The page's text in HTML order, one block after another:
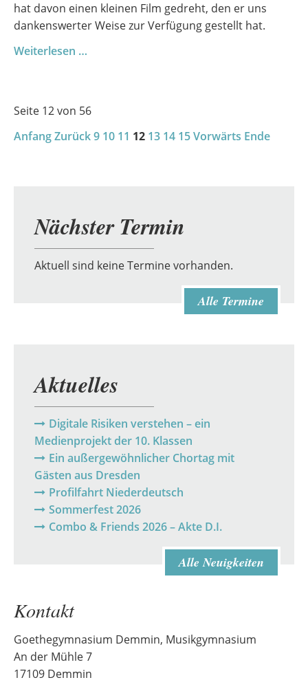
hat davon einen kleinen Film gedreht, den er uns
dankenswerter Weise zur Verfügung gestellt hat.
Weiterlesen …
Rostock
Seawolves
Seite 12 von 56
AnfangZurück9 10 11 12 13 14 15Vorwärts Ende
Nächster Termin
Aktuell sind keine Termine vorhanden.
Alle Termine
Aktuelles
Digitale Risiken verstehen – ein
Medienprojekt der 10. Klassen
Ein außergewöhnlicher Chortag mit
Gästen aus Dresden
Profilfahrt Niederdeutsch
Sommerfest 2026
Combo & Friends 2026 – Akte D.I.
Alle Neuigkeiten
Kontakt
Goethegymnasium Demmin, Musikgymnasium
An der Mühle 7
17109 Demmin